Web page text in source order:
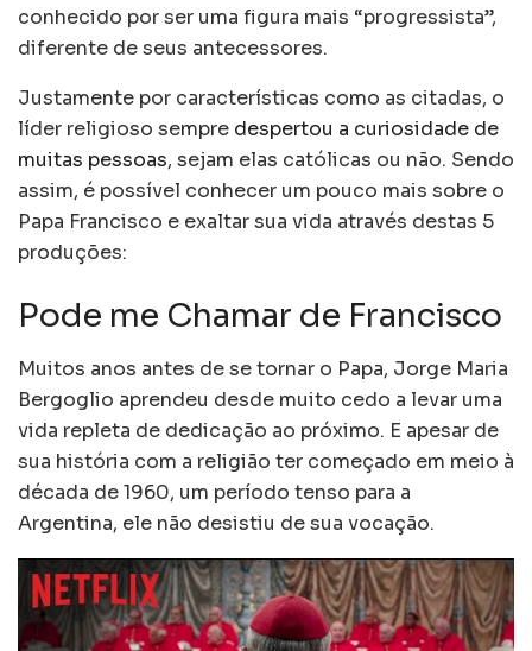
conhecido por ser uma figura mais “progressista”,
diferente de seus antecessores.
Justamente por características como as citadas, o
líder religioso sempre despertou a curiosidade de
muitas pessoas, sejam elas católicas ou não. Sendo
assim, é possível conhecer um pouco mais sobre o
Papa Francisco e exaltar sua vida através destas 5
produções:
Pode me Chamar de Francisco
Muitos anos antes de se tornar o Papa, Jorge Maria
Bergoglio aprendeu desde muito cedo a levar uma
vida repleta de dedicação ao próximo. E apesar de
sua história com a religião ter começado em meio à
década de 1960, um período tenso para a
Argentina, ele não desistiu de sua vocação.